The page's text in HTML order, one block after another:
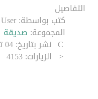
التفاصيل
كتب بواسطة:
المجموعة: صديقة
نشر بتاريخ: 04 تشرين2/نوفمبر 2018
الزيارات: 4153